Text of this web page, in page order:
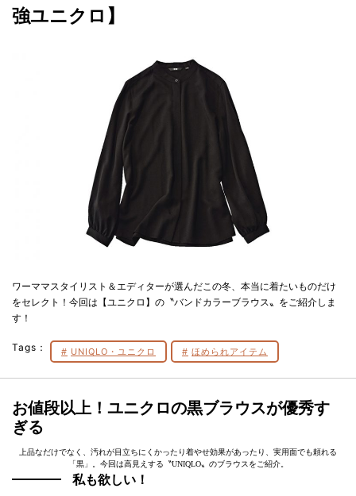
強ユニクロ】
ワーママスタイリスト＆エディターが選んだこの冬、本当に着たいものだけ
をセレクト！今回は【ユニクロ】の〝バンドカラーブラウス〟をご紹介しま
す！
Tags： UNIQLO・ユニクロ ほめられアイテム
お値段以上！ ユニクロの黒ブラウスが優秀す
ぎる
上品なだけでなく、汚れが目立ちにくかったり着やせ効果があったり、実用面でも頼れる
「黒」。今回は高見えする〝UNIQLO〟のブラウスをご紹介。
私も欲しい！